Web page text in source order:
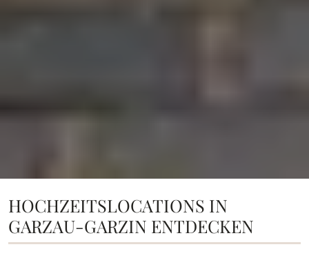
HOCHZEITSLOCATIONS IN
GARZAU-GARZIN ENTDECKEN